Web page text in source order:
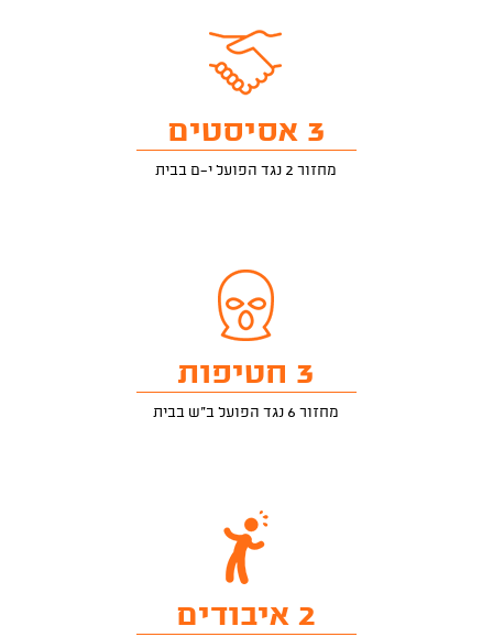
3 אסיסטים
מחזור 2 נגד הפועל י-ם בבית
3 חטיפות
מחזור 6 נגד הפועל ב"ש בבית
2 איבודים